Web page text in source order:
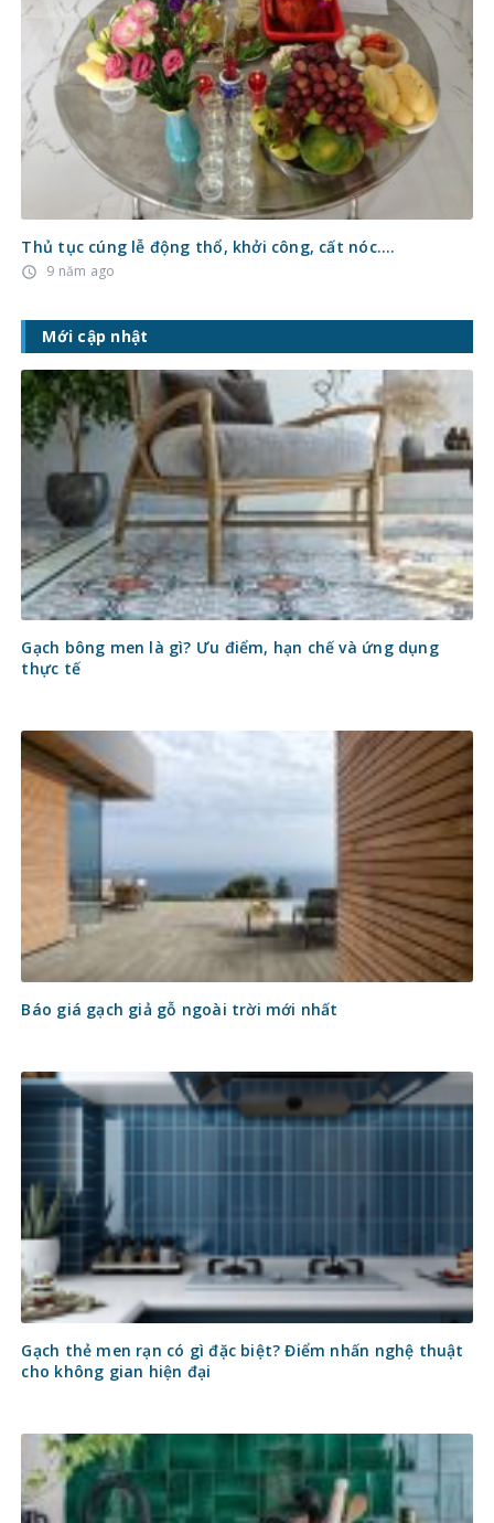
Thủ tục cúng lễ động thổ, khởi công, cất nóc….
access_time 9 năm ago
Mới cập nhật
Gạch bông men là gì? Ưu điểm, hạn chế và ứng dụng
thực tế
Báo giá gạch giả gỗ ngoài trời mới nhất
Gạch thẻ men rạn có gì đặc biệt? Điểm nhấn nghệ thuật
cho không gian hiện đại